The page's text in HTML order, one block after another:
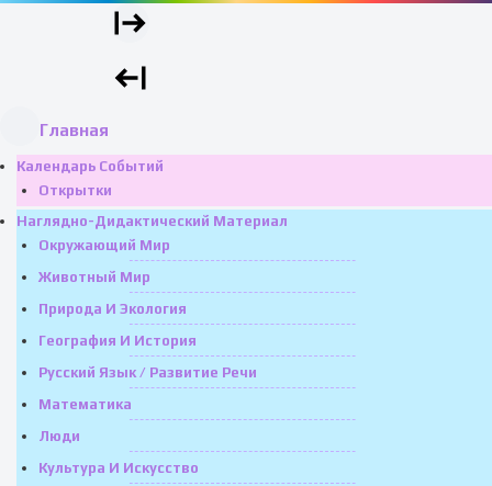
Главная
Календарь Событий
Открытки
Наглядно-Дидактический Материал
Окружающий Мир
Животный Мир
Природа И Экология
География И История
Русский Язык / Развитие Речи
Математика
Люди
Культура И Искусство